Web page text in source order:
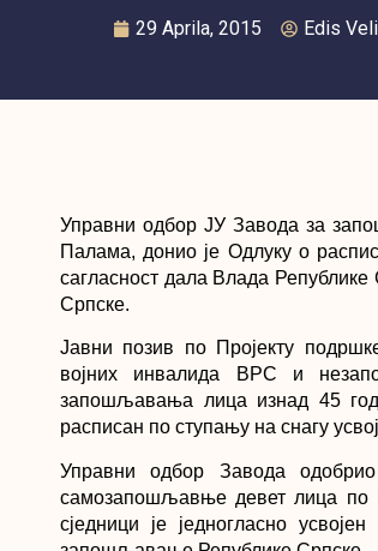
29 Aprila, 2015 Edis
Управни одбор ЈУ Завода за
Палама, донио је Одлуку о
сагласност дала Влада
Српске.
Јавни позив по Пројекту
војних инвалида ВРС и
запошљавања лица изнад 45
расписан по ступању на снагу
Управни одбор Завода
самозапошљавње девет лица по
сједници је једногласно